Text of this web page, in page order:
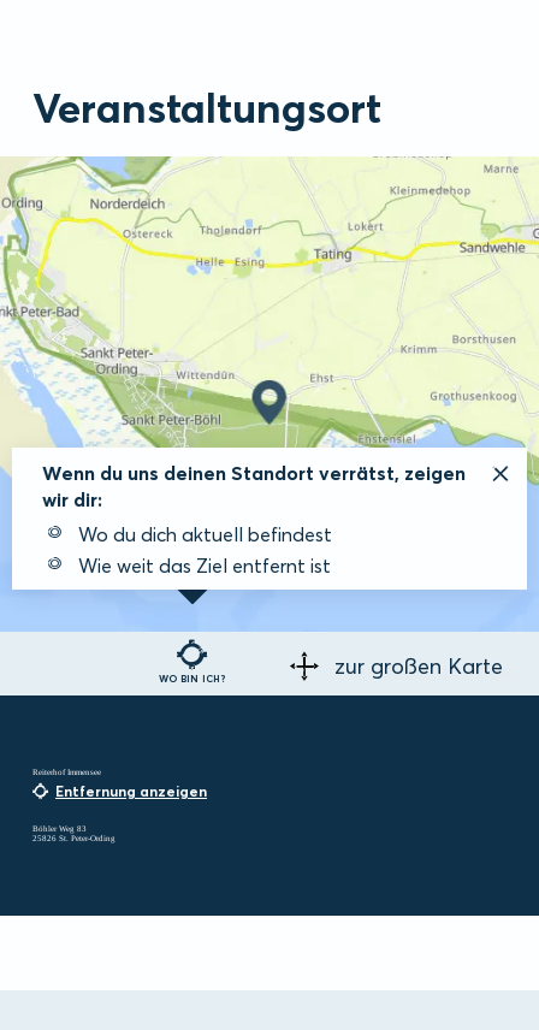
Veranstaltungsort
WO BIN ICH?
Wenn du uns deinen Standort verrätst, zeigen
wir dir:
Wo du dich aktuell befindest
Wie weit das Ziel entfernt ist
zur großen Karte
Reiterhof Immensee
Entfernung anzeigen
Böhler Weg 83
25826 St. Peter-Ording